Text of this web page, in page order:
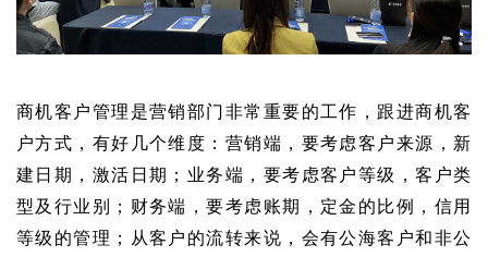
商机客户管理是营销部门非常重要的工作，跟进商机客
户方式，有好几个维度：营销端，要考虑客户来源，新
建日期，激活日期；业务端，要考虑客户等级，客户类
型及行业别；财务端，要考虑账期，定金的比例，信用
等级的管理；从客户的流转来说，会有公海客户和非公